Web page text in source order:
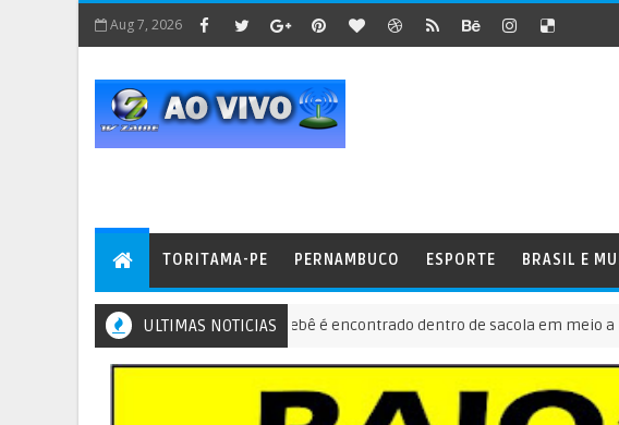
Aug 7, 2026
TORITAMA-PE PERNAMBUCO ESPORTE BRASIL E
ULTIMAS NOTICIAS
Interior do Ceará - Bebê é encontrado dentro de sacola em meio a lixo em